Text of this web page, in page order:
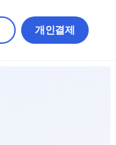
개인결제